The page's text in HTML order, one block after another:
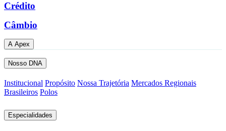
Crédito
Câmbio
A Apex
Nosso DNA
Institucional Propósito Nossa Trajetória Mercados Regionais
Brasileiros Polos
Especialidades